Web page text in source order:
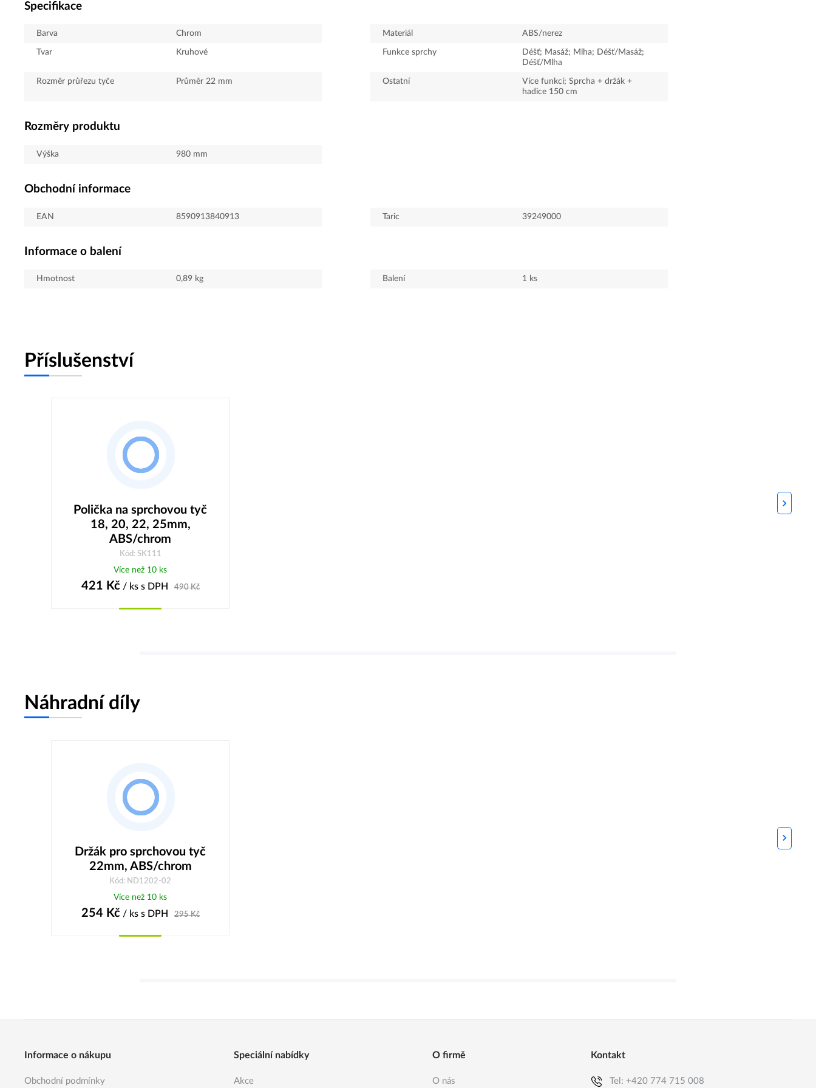
Specifikace
Barva Chrom Materiál ABS/nerez
Tvar Kruhové Funkce sprchy
Déšť; Masáž; Mlha; Déšť/Masáž;
Déšť/Mlha
Rozměr průřezu tyče Průměr 22 mm Ostatní
Více funkcí; Sprcha + držák +
hadice 150 cm
Rozměry produktu
Výška 980 mm
Obchodní informace
EAN 8590913840913 Taric 39249000
Informace o balení
Hmotnost 0,89 kg Balení 1 ks
Příslušenství
Polička na sprchovou tyč
18, 20, 22, 25mm,
ABS/chrom
Kód: SK111
Více než 10 ks
421 Kč/ ks s DPH 490Kč
Náhradní díly
Držák pro sprchovou tyč
22mm, ABS/chrom
Kód: ND1202-02
Více než 10 ks
254 Kč/ ks s DPH 295Kč
Informace o nákupu
Obchodní podmínky
Speciální nabídky
Akce
O firmě
O nás
Kontakt
Tel: +420 774 715 008